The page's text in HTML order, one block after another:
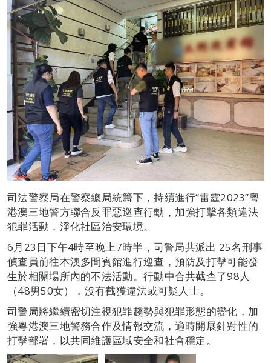
司法警察局在警察總局統籌下，持續進行“雷霆2023”粵
港澳三地警方聯合反罪惡巡查行動，加強打擊各類違法
犯罪活動，淨化社區治安環境。
6月23日下午4時至晚上7時半，司警局共派出 25名刑事
偵查員前往本澳多間賓館進行巡查，預防及打擊可能發
生於相關場所內的不法活動。行動中合共截查了98人
（48男50女），沒有截獲違法或可疑人士。
司警局將繼續密切注視犯罪趨勢與犯罪形態的變化，加
強粵港澳三地警務合作及情報交流，適時開展針對性的
打擊部署，以共同維護區域安全和社會穩定。